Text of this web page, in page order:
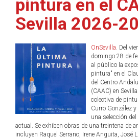
pintura en el
Sevilla 2026-
OnSevilla. Del
domingo 28 de
al público la
pintura" en el
del Centro
(CAAC) en
colectiva de
Curro González
una selección
actual. Se exhiben obras de una treintena de
incluyen Raquel Serrano, Irene Anguita, José